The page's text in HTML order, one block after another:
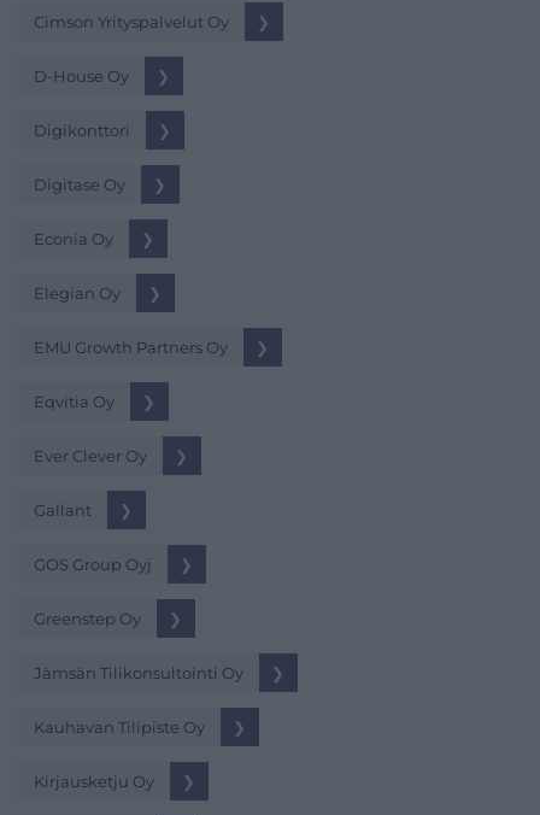
Cimson Yrityspalvelut Oy ❯
D-House Oy ❯
Digikonttori ❯
Digitase Oy ❯
Econia Oy ❯
Elegian Oy ❯
EMU Growth Partners Oy ❯
Eqvitia Oy ❯
Ever Clever Oy ❯
Gallant ❯
GOS Group Oyj ❯
Greenstep Oy ❯
Jämsän Tilikonsultointi Oy ❯
Kauhavan Tilipiste Oy ❯
Kirjausketju Oy ❯